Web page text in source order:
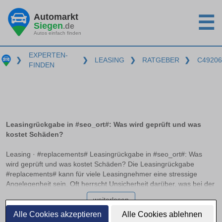
Alle Cookies akzeptieren Alle Cookies ablehnen
Automarkt
Siegen.de
Autos einfach finden ☰
❯
EXPERTEN-
FINDEN
❯ LEASING ❯ RATGEBER ❯ C49206
Leasingrückgabe in #seo_ort#: Was wird geprüft und was
kostet Schäden?
Leasing · #replacements# Leasingrückgabe in #seo_ort#: Was
wird geprüft und was kostet Schäden? Die Leasingrückgabe
#replacements# kann für viele Leasingnehmer eine stressige
Angelegenheit sein. Oft herrscht Unsicherheit darüber, was bei der
Rückgabe genau geprüft wird und welche Kosten für mögliche
Schäden entstehen können. In diesem Ratgeber erfahren Sie,
welche Unterschiede zwischen normalen Gebrauchsspuren und
weiterlesen